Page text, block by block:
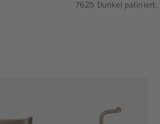
7625 Dunkel